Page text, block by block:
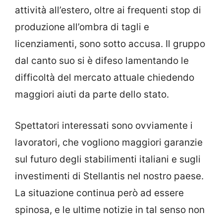
attività all’estero, oltre ai frequenti stop di
produzione all’ombra di tagli e
licenziamenti, sono sotto accusa. Il gruppo
dal canto suo si è difeso lamentando le
difficoltà del mercato attuale chiedendo
maggiori aiuti da parte dello stato.
Spettatori interessati sono ovviamente i
lavoratori, che vogliono maggiori garanzie
sul futuro degli stabilimenti italiani e sugli
investimenti di Stellantis nel nostro paese.
La situazione continua però ad essere
spinosa, e le ultime notizie in tal senso non